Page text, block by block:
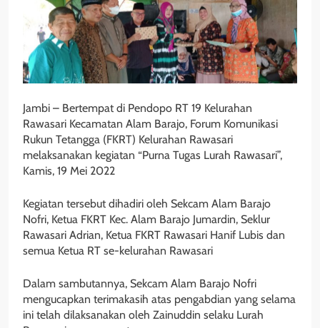
Jambi – Bertempat di Pendopo RT 19 Kelurahan
Rawasari Kecamatan Alam Barajo, Forum Komunikasi
Rukun Tetangga (FKRT) Kelurahan Rawasari
melaksanakan kegiatan “Purna Tugas Lurah Rawasari”,
Kamis, 19 Mei 2022
Kegiatan tersebut dihadiri oleh Sekcam Alam Barajo
Nofri, Ketua FKRT Kec. Alam Barajo Jumardin, Seklur
Rawasari Adrian, Ketua FKRT Rawasari Hanif Lubis dan
semua Ketua RT se-kelurahan Rawasari
Dalam sambutannya, Sekcam Alam Barajo Nofri
mengucapkan terimakasih atas pengabdian yang selama
ini telah dilaksanakan oleh Zainuddin selaku Lurah